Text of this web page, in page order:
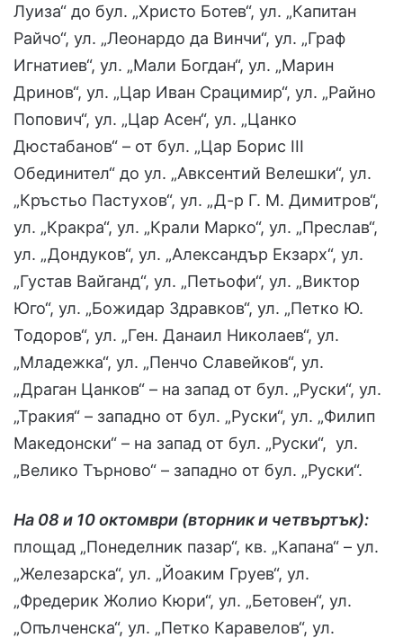
Луиза“ до бул. „Христо Ботев“, ул. „Капитан
Райчо“, ул. „Леонардо да Винчи“, ул. „Граф
Игнатиев“, ул. „Мали Богдан“, ул. „Марин
Дринов“, ул. „Цар Иван Срацимир“, ул. „Райно
Попович“, ул. „Цар Асен“, ул. „Цанко
Дюстабанов“ – от бул. „Цар Борис III
Обединител“ до ул. „Авксентий Велешки“, ул.
„Кръстьо Пастухов“, ул. „Д-р Г. М. Димитров“,
ул. „Кракра“, ул. „Крали Марко“, ул. „Преслав“,
ул. „Дондуков“, ул. „Александър Екзарх“, ул.
„Густав Вайганд“, ул. „Петьофи“, ул. „Виктор
Юго“, ул. „Божидар Здравков“, ул. „Петко Ю.
Тодоров“, ул. „Ген. Данаил Николаев“, ул.
„Младежка“, ул. „Пенчо Славейков“, ул.
„Драган Цанков“ – на запад от бул. „Руски“, ул.
„Тракия“ – западно от бул. „Руски“, ул. „Филип
Македонски“ – на запад от бул. „Руски“, ул.
„Велико Търново“ – западно от бул. „Руски“.
На 08 и 10 октомври (вторник и четвъртък):
площад „Понеделник пазар“, кв. „Капана“ – ул.
„Железарска“, ул. „Йоаким Груев“, ул.
„Фредерик Жолио Кюри“, ул. „Бетовен“, ул.
„Опълченска“, ул. „Петко Каравелов“, ул.